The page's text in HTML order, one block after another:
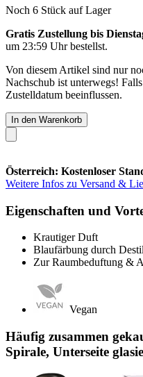
Noch 6 Stück auf Lager
Gratis Zustellung bis
um 23:59 Uhrbestellst.
Von diesem Artikel sind nur
Nachschub ist unterwegs!
Zustelldatum beeinflussen.
In den Warenkorb
Österreich: Kostenloser
Weitere Infos zu Versand &
Eigenschaften und
Krautiger Duft
Blaufärbung durch
Zur Raumbeduftung &
Vegan
Häufig zusammen
Spirale, Unterseite